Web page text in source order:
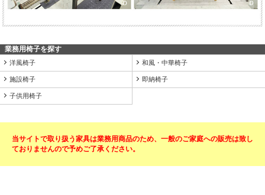
業務用椅子を探す
洋風椅子 和風・中華椅子
施設椅子 即納椅子
子供用椅子
当サイトで取り扱う家具は業務用商品のため、一般のご家庭への販売は致し
ておりませんので予めご了承ください。